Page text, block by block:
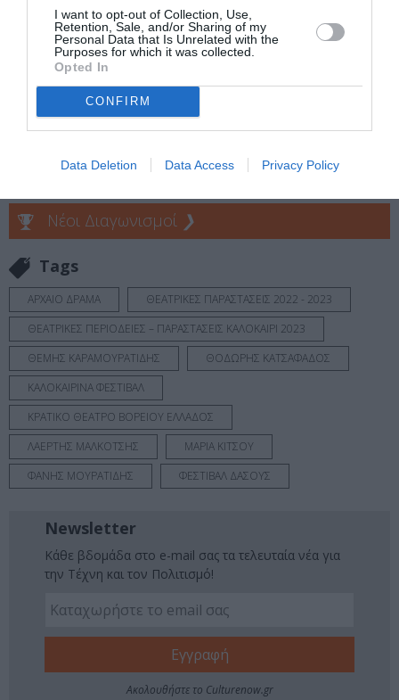
I want to opt-out of Collection, Use,
Retention, Sale, and/or Sharing of my
Personal Data that Is Unrelated with the
Purposes for which it was collected.
Opted In
CONFIRM
Data Deletion Data Access Privacy Policy
Πληροφορίες / Κρατήσεις:
Τηλ: 21 3520 0200 | ntng.gr
Ακολουθήστε το Culturenow.gr στοGoogle Newsκαι
μάθετε πρώτοι όλες τις ειδήσεις
τελευταία νέα
για την Τέχνη και τον
Πολιτισμό στοCulturenow.gr
Νέοι Διαγωνισμοί ❯
Tags
ΑΡΧΑΙΟ ΔΡΑΜΑ
ΘΕΑΤΡΙΚΕΣ ΠΑΡΑΣΤΑΣΕΙΣ 2022 - 2023
ΘΕΑΤΡΙΚΕΣ ΠΕΡΙΟΔΕΙΕΣ – ΠΑΡΑΣΤΑΣΕΙΣ ΚΑΛΟΚΑΙΡΙ 2023
ΘΕΜΗΣ ΚΑΡΑΜΟΥΡΑΤΙΔΗΣ
ΘΟΔΩΡΗΣ ΚΑΤΣΑΦΑΔΟΣ
ΚΑΛΟΚΑΙΡΙΝΑ ΦΕΣΤΙΒΑΛ
ΚΡΑΤΙΚΟ ΘΕΑΤΡΟ ΒΟΡΕΙΟΥ ΕΛΛΑΔΟΣ
ΛΑΕΡΤΗΣ ΜΑΛΚΟΤΣΗΣ
ΜΑΡΙΑ ΚΙΤΣΟΥ
ΦΑΝΗΣ ΜΟΥΡΑΤΙΔΗΣ
ΦΕΣΤΙΒΑΛ ΔΑΣΟΥΣ
Newsletter
Κάθε βδομάδα στο e-mail σας τα τελευταία νέα για
την Τέχνη και τον Πολιτισμό!
Ακολουθήστε το Culturenow.gr